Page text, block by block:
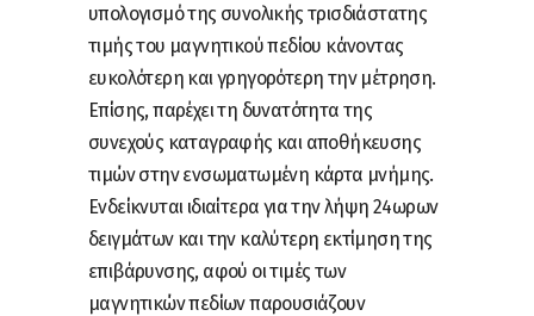
υπολογισμό της συνολικής τρισδιάστατης
τιμής του μαγνητικού πεδίου κάνοντας
ευκολότερη και γρηγορότερη την μέτρηση.
Επίσης, παρέχει τη δυνατότητα της
συνεχούς καταγραφής και αποθήκευσης
τιμών στην ενσωματωμένη κάρτα μνήμης.
Ενδείκνυται ιδιαίτερα για την λήψη 24ωρων
δειγμάτων και την καλύτερη εκτίμηση της
επιβάρυνσης, αφού οι τιμές των
μαγνητικών πεδίων παρουσιάζουν